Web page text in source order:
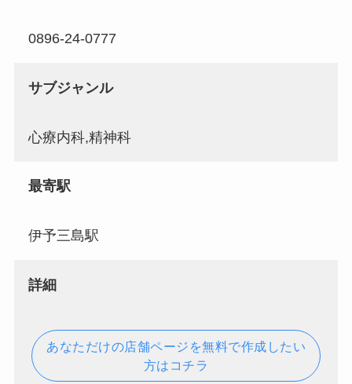
0896-24-0777
サブジャンル
心療内科,精神科
最寄駅
伊予三島駅
詳細
あなただけの店舗ページを無料で作成したい
方はコチラ